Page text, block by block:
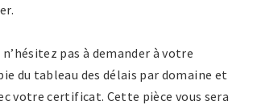
n’hésitez pas à demander à votre
du tableau des délais par domaine et
votre certificat. Cette pièce vous sera